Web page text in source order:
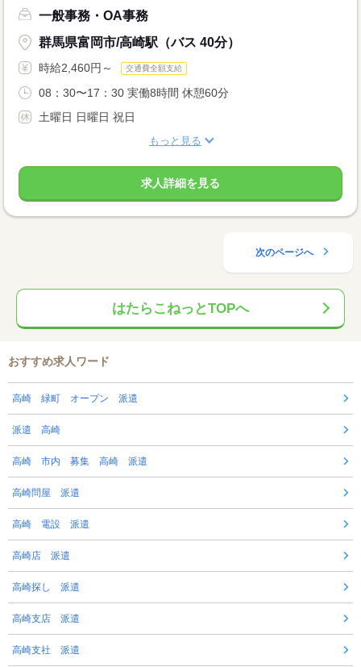
一般事務・OA事務
群馬県富岡市/高崎駅（バス 40分）
時給2,460円～ 交通費全額支給
08：30〜17：30 実働8時間 休憩60分
土曜日 日曜日 祝日
もっと見る
求人詳細を見る
次のページへ
はたらこねっとTOPへ
おすすめ求人ワード
高崎 緑町 オープン 派遣
派遣 高崎
高崎 市内 募集 高崎 派遣
高崎問屋 派遣
高崎 電設 派遣
高崎店 派遣
高崎探し 派遣
高崎支店 派遣
高崎支社 派遣